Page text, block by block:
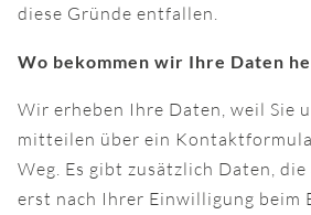
diese Gründe entfallen.
Wo bekommen wir Ihre Daten
Wir erheben Ihre Daten, weil Sie
mitteilen über ein
Weg. Es gibt zusätzlich Daten,
erst nach Ihrer Einwilligung beim